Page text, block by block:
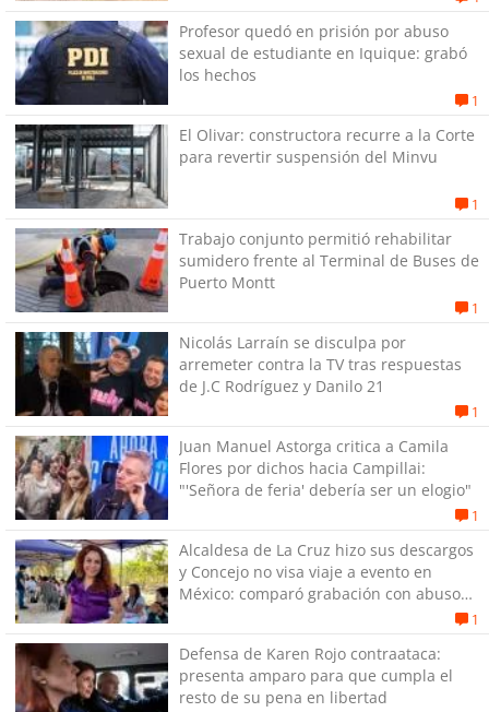
Profesor quedó en prisión por abuso
sexual de estudiante en Iquique: grabó
los hechos
1
El Olivar: constructora recurre a la Corte
para revertir suspensión del Minvu
1
Trabajo conjunto permitió rehabilitar
sumidero frente al Terminal de Buses de
Puerto Montt
1
Nicolás Larraín se disculpa por
arremeter contra la TV tras respuestas
de J.C Rodríguez y Danilo 21
1
Juan Manuel Astorga critica a Camila
Flores por dichos hacia Campillai:
"'Señora de feria' debería ser un elogio"
1
Alcaldesa de La Cruz hizo sus descargos
y Concejo no visa viaje a evento en
México: comparó grabación con abuso
1
Defensa de Karen Rojo contraataca:
presenta amparo para que cumpla el
resto de su pena en libertad